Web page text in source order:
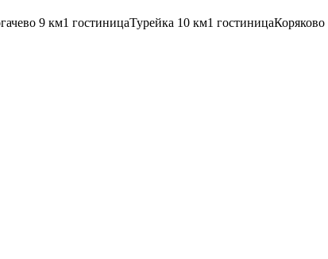
9 км1 гостиницаТурейка 10 км1 гостиницаКоряково